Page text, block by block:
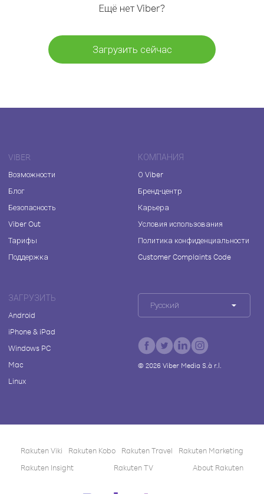
Ещё нет Viber?
Загрузить сейчас
VIBER
Возможности
Блог
Безопасность
Viber Out
Тарифы
Поддержка
КОМПАНИЯ
О Viber
Бренд-центр
Карьера
Условия использования
Политика конфиденциальности
Customer Complaints Code
ЗАГРУЗИТЬ
Android
iPhone & iPad
Windows PC
Mac
Linux
Русский
© 2026Viber Media S.à r.l.
Rakuten Viki Rakuten Kobo Rakuten Travel
Rakuten Marketing
Rakuten Insight
Rakuten TV About Rakuten